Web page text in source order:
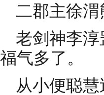
二郡主徐
老剑神李
福气多了。
从小便聪